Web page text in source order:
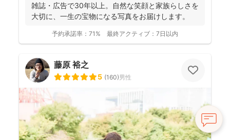
雑誌・広告で30年以上。自然な笑顔と家族らしさを
大切に、一生の宝物になる写真をお届けします。
予約承諾率： 71% 最終アクティブ： 7日以内
藤原 裕之
5 (160)男性